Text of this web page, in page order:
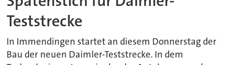
Teststrecke
In Immendingen startet an diesem Donnerstag der
Bau der neuen Daimler-Teststrecke. In dem